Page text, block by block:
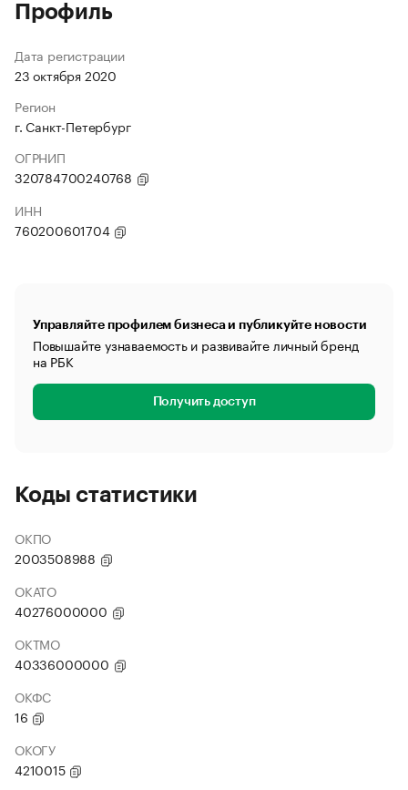
Профиль
Дата регистрации
23 октября 2020
Регион
г. Санкт-Петербург
ОГРНИП
320784700240768
ИНН
760200601704
Управляйте профилем бизнеса и публикуйте новости
Повышайте узнаваемость и развивайте личный бренд
на РБК
Получить доступ
Коды статистики
ОКПО
2003508988
ОКАТО
40276000000
ОКТМО
40336000000
ОКФС
16
ОКОГУ
4210015